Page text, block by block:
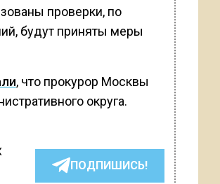
проверки, по
будут приняты меры
, что прокурор Москвы
округа.
ПОДПИШИСЬ!